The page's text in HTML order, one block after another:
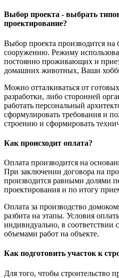
Выбор проекта - выбрать
проектирование?
Выбор проекта производится на
сооружению. Режиму
постоянно проживающих и
домашних животных, Ваши
Можно отталкиваться от
разработки, либо сторонней
работать персональный
сформулировать требования и
строению и сформировать
Как происходит оплата?
Оплата производится на
При заключении договора на
производится равными долями
проектирования и по итогу
Оплата за производство
разбита на этапы. Условия
индивидуально, в
объемами работ на объекте.
Как подготовить участок к
Для того, чтобы строительство